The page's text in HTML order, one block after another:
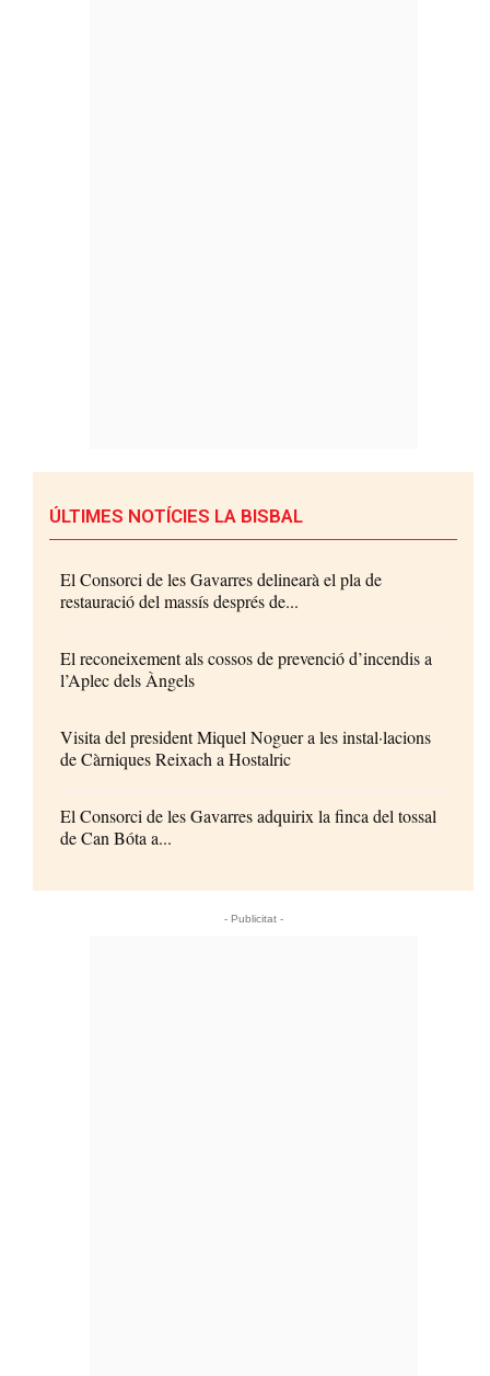
ÚLTIMES NOTÍCIES LA BISBAL
El Consorci de les Gavarres delinearà el pla de
restauració del massís després de...
El reconeixement als cossos de prevenció d’incendis a
l’Aplec dels Àngels
Visita del president Miquel Noguer a les instal·lacions
de Càrniques Reixach a Hostalric
El Consorci de les Gavarres adquirix la finca del tossal
de Can Bóta a...
- Publicitat -